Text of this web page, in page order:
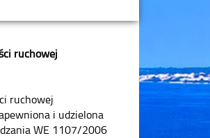
ruchowej
ruchowej
i udzielona
WE 1107/2006